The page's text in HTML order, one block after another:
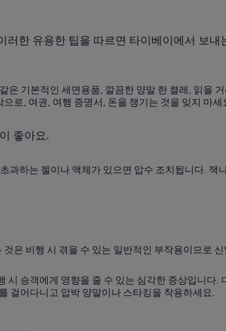
한 유용한 팁을 따르면 타이베이에서 보
기본적인 세면용품, 깔끔한 양말 한 켤레, 읽을
로, 여권, 여행 증명서, 돈을 챙기는 것을 잊지 마세
좋아요.
과하는 젤이나 액체가 있으면 압수 조치됩니다. 잭
은 비행 시 겪을 수 있는 일반적인 부작용이므로
승객에게 영향을 줄 수 있는 심각한 증상입니다.
걸어다니고 압박 양말이나 스타킹을 착용하세요.